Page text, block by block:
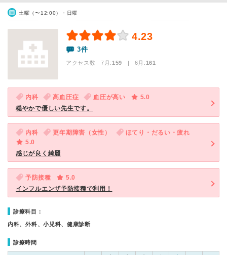
土曜（〜12:00）・日曜
4.23
3件
アクセス数 7月:159 | 6月:161
内科 高血圧症 血圧が高い
5.0
穏やかで優しい先生です。
内科 更年期障害（女性）
ほてり・だるい・疲れ
5.0
感じが良く綺麗
予防接種
5.0
インフルエンザ予防接種で利用！
診療科目：
内科、外科、小児科、健康診断
診療時間